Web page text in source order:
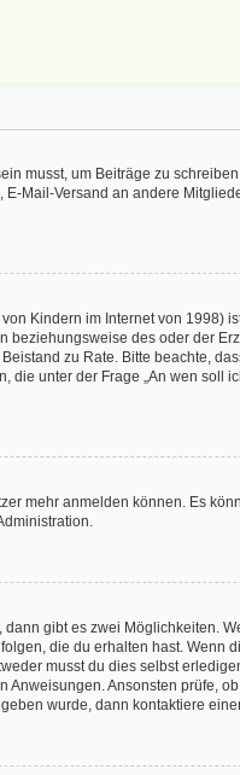
musst, um Beiträge zu
Mail-Versand an andere
Kindern im Internet von 1998)
des oder der
zu Rate. Bitte beachte,
unter der Frage „An wen soll
mehr anmelden können. Es
gibt es zwei Möglichkeiten.
die du erhalten hast. Wenn
musst du dies selbst
Ansonsten prüfe,
wurde, dann kontaktiere